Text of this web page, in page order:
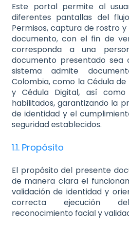
Este portal permite al
diferentes pantallas del
Permisos, captura de rostro
documento, con el fin de
corresponda a una
documento presentado sea
sistema admite
Colombia, como la Cédula
y Cédula Digital, así como
habilitados, garantizando la
de identidad y el
seguridad establecidos.
1.1. Propósito
El propósito del presente
de manera clara el
validación de identidad y
correcta ejecución
reconocimiento facial y